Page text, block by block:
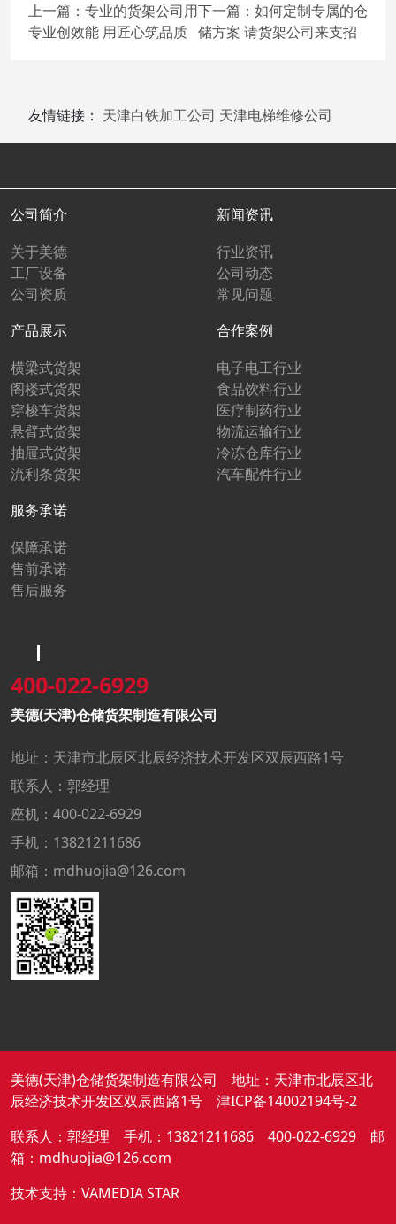
上一篇：专业的货架公司用
专业创效能 用匠心筑品质
下一篇：如何定制专属的仓
储方案 请货架公司来支招
友情链接： 天津白铁加工公司 天津电梯维修公司
公司简介
关于美德
工厂设备
公司资质
新闻资讯
行业资讯
公司动态
常见问题
产品展示
横梁式货架
阁楼式货架
穿梭车货架
悬臂式货架
抽屉式货架
流利条货架
合作案例
电子电工行业
食品饮料行业
医疗制药行业
物流运输行业
冷冻仓库行业
汽车配件行业
服务承诺
保障承诺
售前承诺
售后服务
400-022-6929
美德(天津)仓储货架制造有限公司
地址：天津市北辰区北辰经济技术开发区双辰西路1号
联系人：郭经理
座机：400-022-6929
手机：13821211686
邮箱：mdhuojia@126.com
美德(天津)仓储货架制造有限公司 地址：天津市北辰区北
辰经济技术开发区双辰西路1号 津ICP备14002194号-2
联系人：郭经理 手机：13821211686 400-022-6929 邮
箱：mdhuojia@126.com
技术支持：VAMEDIA STAR